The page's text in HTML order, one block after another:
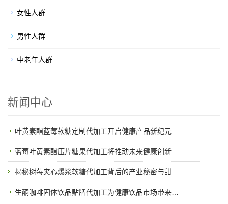
女性人群
男性人群
中老年人群
新闻中心
叶黄素酯蓝莓软糖定制代加工开启健康产品新纪元
蓝莓叶黄素酯压片糖果代加工将推动未来健康创新